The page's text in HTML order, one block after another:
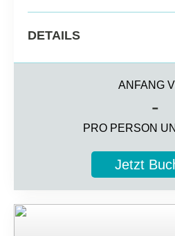
Frontal Ozeanblick
DETAILS
ANFANG
-
PRO PERSON
Jetzt